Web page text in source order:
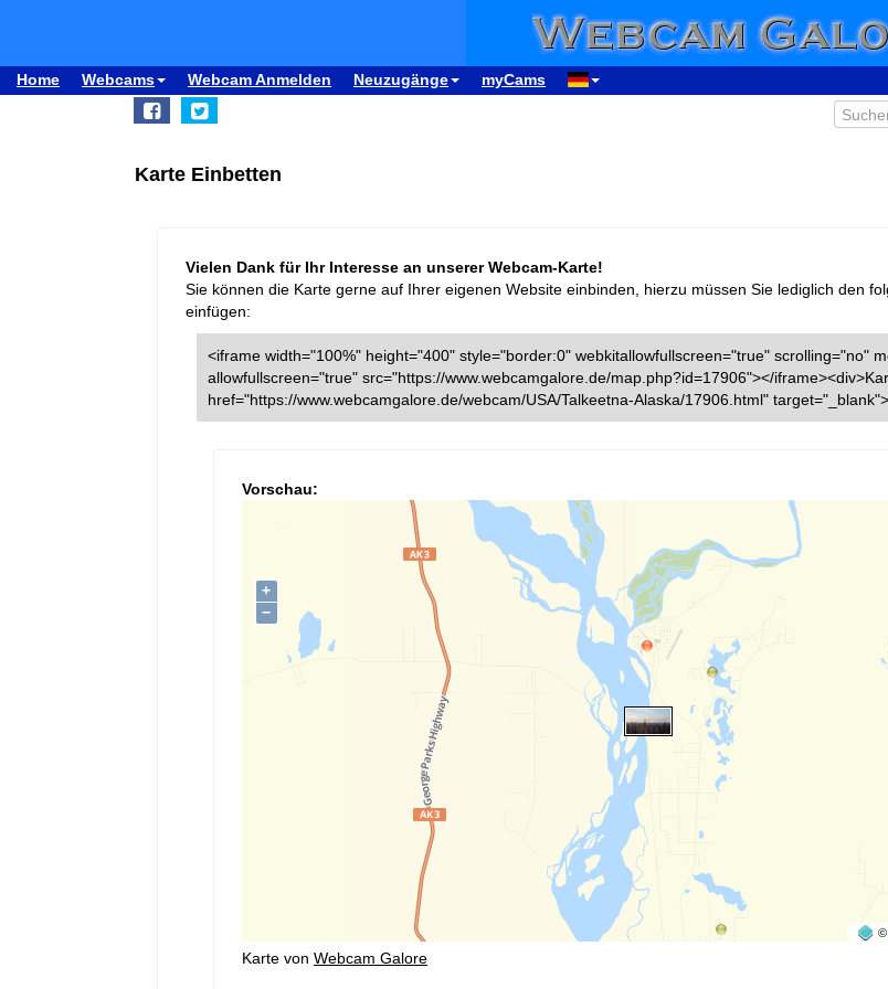
Home Webcams Webcam Anmelden Neuzugänge myCams
Karte Einbetten
Vielen Dank für Ihr Interesse an unserer Webcam-Karte!
Sie können die Karte gerne auf Ihrer eigenen Website einbinden, hierzu müssen Sie lediglich den
einfügen:
<iframe width="100%" height="400" style="border:0" webkitallowfullscreen="true" scrolling="no"
allowfullscreen="true" src="https://www.webcamgalore.de/map.php?id=17906"></
href="https://www.webcamgalore.de/webcam/USA/Talkeetna-Alaska/17906.html"
Vorschau:
Karte von Webcam Galore